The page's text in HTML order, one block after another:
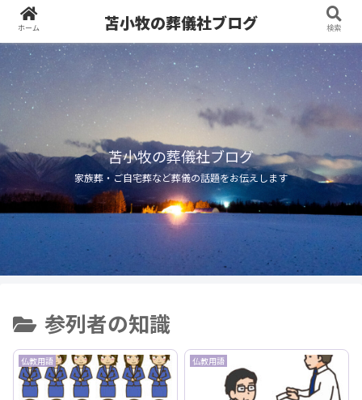
苫小牧の葬儀社ブログ
家族葬・ご自宅葬など葬儀の話題をお伝えします
参列者の知識
仏教用語 仏教用語
ホーム 苫小牧の葬儀社ブログ 検索